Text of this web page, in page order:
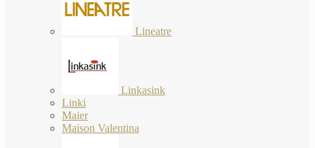
Lineatre
Linkasink
Linki
Maier
Maison Valentina